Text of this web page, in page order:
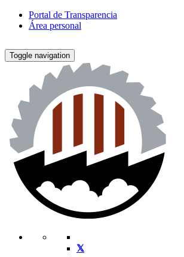
Portal de Transparencia
Área personal
Toggle navigation